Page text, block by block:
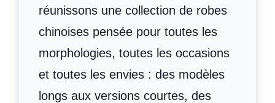
réunissons une collection de robes
chinoises pensée pour toutes les
morphologies, toutes les occasions
et toutes les envies : des modèles
longs aux versions courtes, des